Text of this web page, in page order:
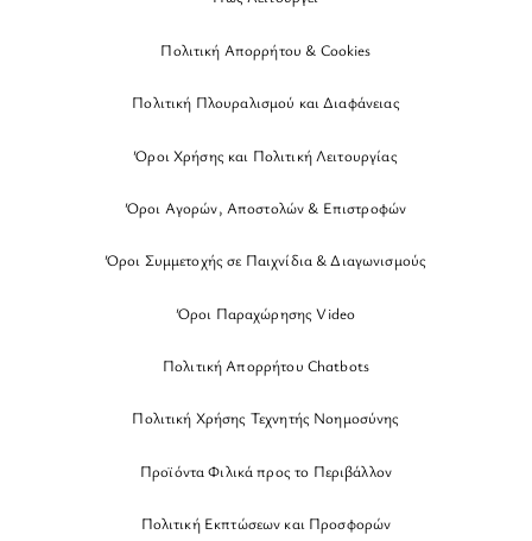
Πολιτική Απορρήτου & Cookies
Πολιτική Πλουραλισμού και Διαφάνειας
Όροι Χρήσης και Πολιτική Λειτουργίας
Όροι Αγορών, Αποστολών & Επιστροφών
Όροι Συμμετοχής σε Παιχνίδια & Διαγωνισμούς
Όροι Παραχώρησης Video
Πολιτική Απορρήτου Chatbots
Πολιτική Χρήσης Τεχνητής Νοημοσύνης
Προϊόντα Φιλικά προς το Περιβάλλον
Πολιτική Εκπτώσεων και Προσφορών